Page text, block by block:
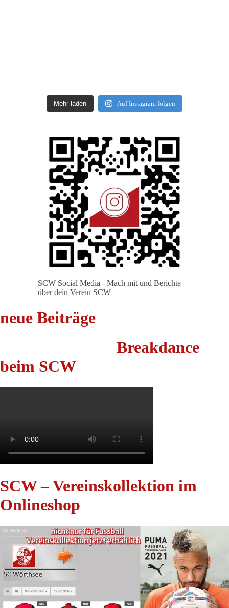
Mehr laden Auf Instagram folgen
SCW Social Media - Mach mit und Berichte
über dein Verein SCW
neue Beiträge
Breakdance
beim SCW
SCW – Vereinskollektion im
Onlineshop